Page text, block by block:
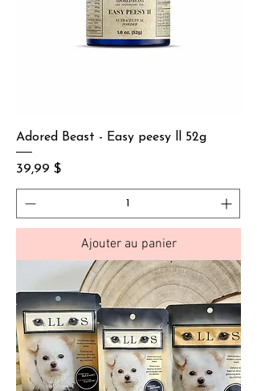
Adored Beast - Easy peesy ll 52g
Prix
39,99 $
Ajouter au panier